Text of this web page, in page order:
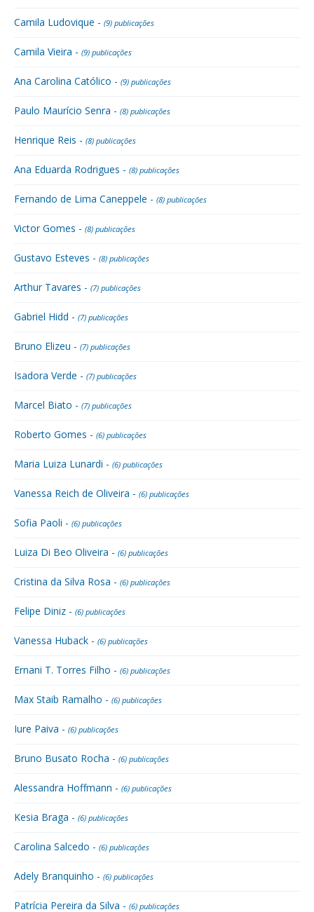
Camila Ludovique - (9) publicações
Camila Vieira - (9) publicações
Ana Carolina Católico - (9) publicações
Paulo Maurício Senra - (8) publicações
Henrique Reis - (8) publicações
Ana Eduarda Rodrigues - (8) publicações
Fernando de Lima Caneppele - (8) publicações
Victor Gomes - (8) publicações
Gustavo Esteves - (8) publicações
Arthur Tavares - (7) publicações
Gabriel Hidd - (7) publicações
Bruno Elizeu - (7) publicações
Isadora Verde - (7) publicações
Marcel Biato - (7) publicações
Roberto Gomes - (6) publicações
Maria Luiza Lunardi - (6) publicações
Vanessa Reich de Oliveira - (6) publicações
Sofia Paoli - (6) publicações
Luiza Di Beo Oliveira - (6) publicações
Cristina da Silva Rosa - (6) publicações
Felipe Diniz - (6) publicações
Vanessa Huback - (6) publicações
Ernani T. Torres Filho - (6) publicações
Max Staib Ramalho - (6) publicações
Iure Paiva - (6) publicações
Bruno Busato Rocha - (6) publicações
Alessandra Hoffmann - (6) publicações
Kesia Braga - (6) publicações
Carolina Salcedo - (6) publicações
Adely Branquinho - (6) publicações
Patrícia Pereira da Silva - (6) publicações